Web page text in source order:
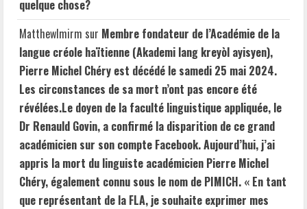
quelque chose?
MatthewImirm sur Membre fondateur de l’Académie de la
langue créole haïtienne (Akademi lang kreyòl ayisyen),
Pierre Michel Chéry est décédé le samedi 25 mai 2024.
Les circonstances de sa mort n’ont pas encore été
révélées.Le doyen de la faculté linguistique appliquée, le
Dr Renauld Govin, a confirmé la disparition de ce grand
académicien sur son compte Facebook. Aujourd’hui, j’ai
appris la mort du linguiste académicien Pierre Michel
Chéry, également connu sous le nom de PIMICH. « En tant
que représentant de la FLA, je souhaite exprimer mes